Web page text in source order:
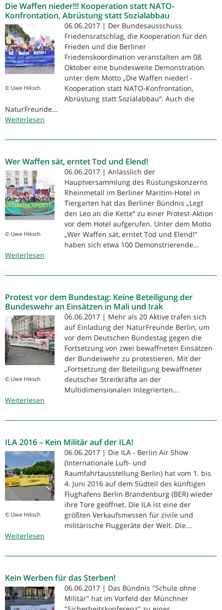
der
Jugendmesse
YOU
Die Waffen nieder!!! Kooperation statt NATO-
Konfrontation, Abrüstung statt Sozialabbau
© Uwe Hiksch
06.06.2017 | Der Bundesausschuss
Friedensratschlag, die Kooperation für den
Frieden und die Berliner
Friedenskoordination veranstalten am 08.
Oktober eine bundesweite Demonstration
unter dem Motto „Die Waffen nieder! -
Kooperation statt NATO-Konfrontation,
Abrüstung statt Sozialabbau“. Auch die
NaturFreunde...
Weiterlesen
Waffen
Kooperation
NATO-
Konfrontation,
Abrüstung
statt
Sozialabbau
Wer Waffen sät, erntet Tod und Elend!
© Uwe Hiksch
06.06.2017 | Anlässlich der
Hauptversammlung des Rüstungskonzerns
Rheinmetall im Berliner Maritim-Hotel in
Tiergarten hat das Berliner Bündnis „Legt
den Leo an die Kette“ zu einer Protest-Aktion
vor dem Hotel aufgerufen. Unter dem Motto
„Wer Waffen sät, erntet Tod und Elend!“
haben sich etwa 100 Demonstrierende...
Weiterlesen
Waffen
erntet
Tod
und
Elend!
Protest vor dem Bundestag: Keine Beteiligung der
Bundeswehr an Einsätzen in Mali und Irak
© Uwe Hiksch
06.06.2017 | Mehr als 20 Aktive trafen sich
auf Einladung der NaturFreunde Berlin, um
vor dem Deutschen Bundestag gegen die
Fortsetzung von zwei bewaffneten Einsätzen
der Bundeswehr zu protestieren. Mit der
„Fortsetzung der Beteiligung bewaffneter
deutscher Streitkräfte an der
Multidimensionalen Integrierten...
Weiterlesen
vor
Bundestag:
Keine
Beteiligung
der
Bundeswehr
an
Einsätzen
ILA 2016 – Kein Militär auf der ILA!
© Uwe Hiksch
06.06.2017 | Die ILA - Berlin Air Show
(Internationale Luft- und
Raumfahrtausstellung Berlin) hat vom 1. bis
4. Juni 2016 auf dem Südteil des künftigen
Flughafens Berlin Brandenburg (BER) wieder
ihre Tore geöffnet. Die ILA ist eine der
größten Verkaufsmessen für zivile und
militärische Fluggeräte der Welt. Die...
Weiterlesen
2016
Kein
Militär
auf
Kein Werben für das Sterben!
06.06.2017 | Das Bündnis "Schule ohne
Militär" hat im Vorfeld der Münchner